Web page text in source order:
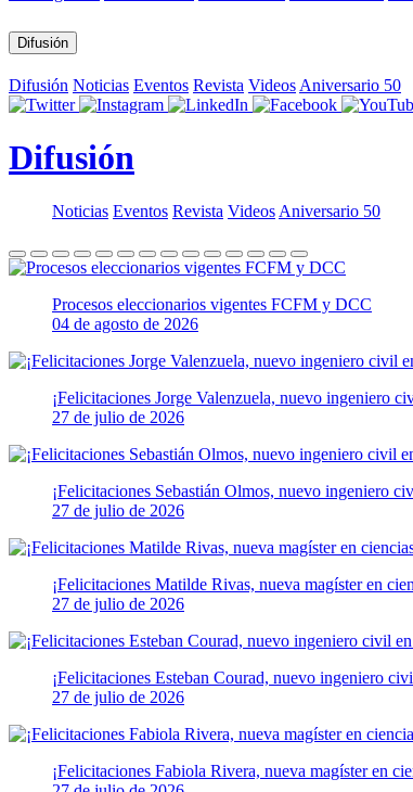
Difusión
Difusión Noticias Eventos Revista Videos Aniversario 50
Difusión
Noticias Eventos Revista Videos Aniversario 50
Procesos eleccionarios vigentes FCFM y DCC
04 de agosto de 2026
¡Felicitaciones Jorge Valenzuela, nuevo ingeniero
27 de julio de 2026
¡Felicitaciones Sebastián Olmos, nuevo ingeniero
27 de julio de 2026
¡Felicitaciones Matilde Rivas, nueva magíster en
27 de julio de 2026
¡Felicitaciones Esteban Courad, nuevo ingeniero
27 de julio de 2026
¡Felicitaciones Fabiola Rivera, nueva magíster en